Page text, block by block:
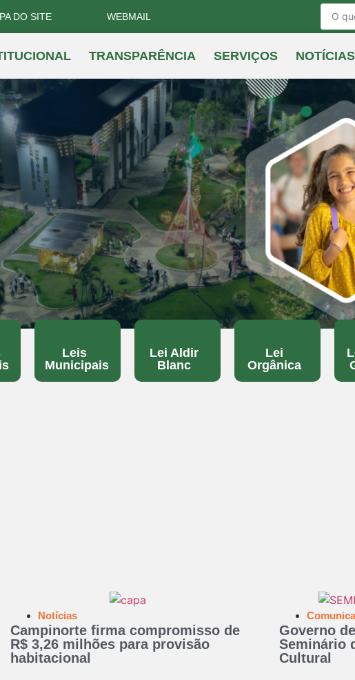
DO SITE WEBMAIL
TRANSPARÊNCIA SERVIÇOS NOTÍCIAS
Leis
Municipais
Lei Aldir
Blanc
Lei
Orgânica
Notícias
Campinorte firma compromisso de
R$ 3,26 milhões para provisão
habitacional
Governo
Seminário
Cultural